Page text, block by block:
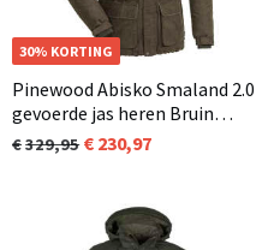
30% KORTING
Pinewood Abisko Smaland 2.0
gevoerde jas heren Bruin
(241)
329,95 230,97